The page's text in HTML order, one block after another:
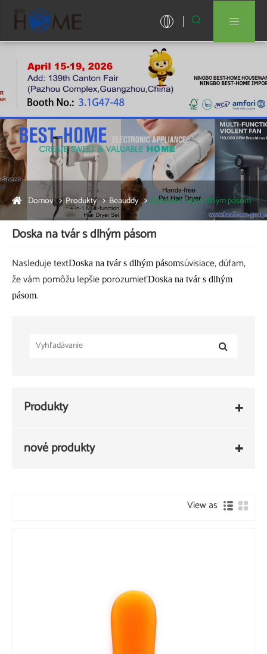
 
Domov Produkty Beauddy Doska na tvár s dlhým pásom
Doska na tvár s dlhým pásom
Nasleduje textDoska na tvár s dlhým pásomsúvisiace, dúfam,
že vám pomôžu lepšie porozumieťDoska na tvár s dlhým
pásom.
Produkty
nové produkty
View as